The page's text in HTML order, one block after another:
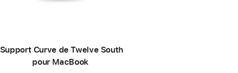
Support Curve de Twelve South
pour MacBook